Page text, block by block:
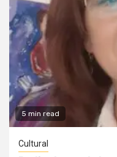
5 min read
Cultural